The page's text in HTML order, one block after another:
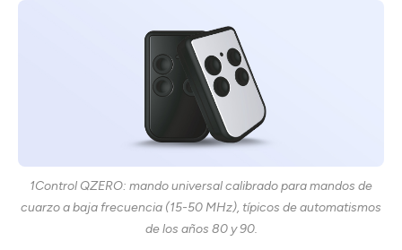
1Control QZERO: mando universal calibrado para mandos de
cuarzo a baja frecuencia (15-50 MHz), típicos de automatismos
de los años 80 y 90.